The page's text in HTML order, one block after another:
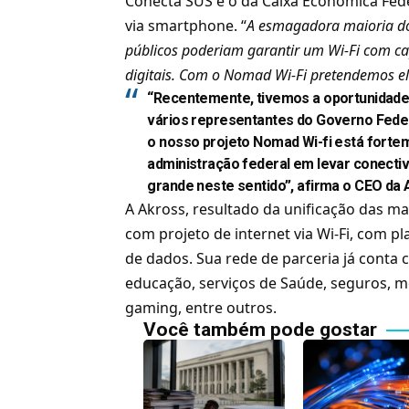
via smartphone. “A esmagadora maioria
públicos poderiam garantir um Wi-Fi com
digitais. Com o Nomad Wi-Fi pretendemos
“Recentemente, tivemos a
vários representantes do Governo
o nosso projeto Nomad Wi-fi está
administração federal em levar
grande neste sentido”, afirma o CEO da
A Akross, resultado da unificação das
com projeto de internet via Wi-Fi, com
de dados. Sua rede de parceria já
educação, serviços de Saúde, seguros,
gaming, entre outros.
Você também pode gostar